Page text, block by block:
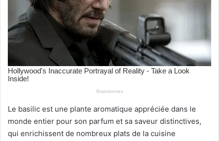
Le basilic est une plante aromatique appréciée dans le
monde entier pour son parfum et sa saveur distinctives,
qui enrichissent de nombreux plats de la cuisine